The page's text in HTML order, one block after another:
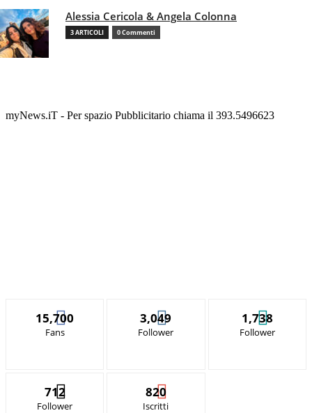
Alessia Cericola & Angela Colonna
3 ARTICOLI 0 Commenti
myNews.iT - Per spazio Pubblicitario chiama il 393.5496623
15,700
Fans
3,049
Follower
1,738
Follower
712
Follower
820
Iscritti